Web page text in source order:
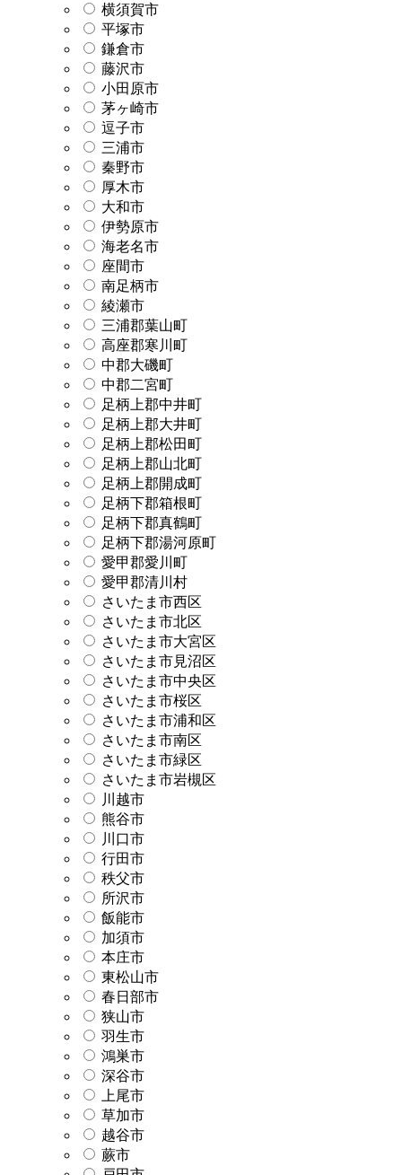
横須賀市
平塚市
鎌倉市
藤沢市
小田原市
茅ヶ崎市
逗子市
三浦市
秦野市
厚木市
大和市
伊勢原市
海老名市
座間市
南足柄市
綾瀬市
三浦郡葉山町
高座郡寒川町
中郡大磯町
中郡二宮町
足柄上郡中井町
足柄上郡大井町
足柄上郡松田町
足柄上郡山北町
足柄上郡開成町
足柄下郡箱根町
足柄下郡真鶴町
足柄下郡湯河原町
愛甲郡愛川町
愛甲郡清川村
さいたま市西区
さいたま市北区
さいたま市大宮区
さいたま市見沼区
さいたま市中央区
さいたま市桜区
さいたま市浦和区
さいたま市南区
さいたま市緑区
さいたま市岩槻区
川越市
熊谷市
川口市
行田市
秩父市
所沢市
飯能市
加須市
本庄市
東松山市
春日部市
狭山市
羽生市
鴻巣市
深谷市
上尾市
草加市
越谷市
蕨市